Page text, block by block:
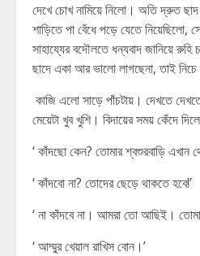
দেখে চোখ নামিয়ে নিলো। অতি দ্রুত
শাড়িতে পা বেঁধে পড়ে যেতে নিয়েছিলো,
সাহায্যের বদৌলতে ধন্যবাদ জানিয়ে
ছাদে একা আর ভালো লাগছেনা, তাই
কাজি এলো সাড়ে পাঁচটায়। দেখতে
মেয়েটা খুব খুশি। বিদায়ের সময় কেঁদে
‘ কাঁদছো কেন? তোমার শ্বশুরবাড়ি এখান
‘ কাঁদবো না? তোদের ছেড়ে থাকতে হবে!’
‘ না কাঁদবে না। আমরা তো আছিই।
‘ আম্মুর খেয়াল রাখিস বোন।’